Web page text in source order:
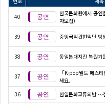
40
한국문화원에서 공연
자모집）
39 중앙국악관현악단 방
38 동일본대지진 복원
37
「K-pop월드 페스
세요.
36 한일문화교류의밤